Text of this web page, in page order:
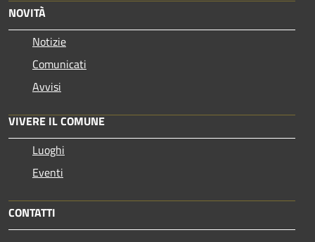
NOVITÀ
Notizie
Comunicati
Avvisi
VIVERE IL COMUNE
Luoghi
Eventi
CONTATTI